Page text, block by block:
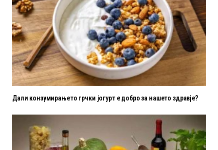
Дали конзумирањето грчки јогурт е добро за нашето здравје?